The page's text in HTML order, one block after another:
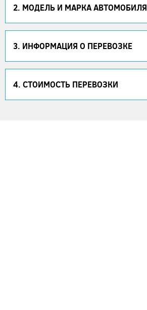
2. МОДЕЛЬ И МАРКА АВТОМОБИЛЯ
3. ИНФОРМАЦИЯ О ПЕРЕВОЗКЕ
4. СТОИМОСТЬ ПЕРЕВОЗКИ